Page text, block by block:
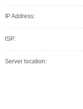
IP Address:
ISP:
Server location: